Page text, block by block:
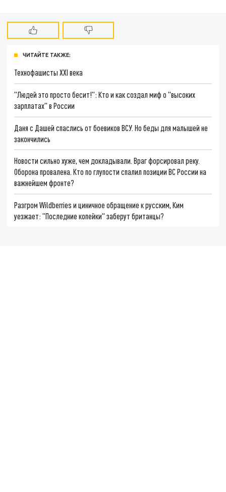
ЧИТАЙТЕ ТАКЖЕ:
Технофашисты XXI века
"Людей это просто бесит!": Кто и как создал миф о "высоких
зарплатах" в России
Даня с Дашей спаслись от боевиков ВСУ. Но беды для малышей не
закончились
Новости сильно хуже, чем докладывали. Враг форсировал реку.
Оборона провалена. Кто по глупости спалил позиции ВС России на
важнейшем фронте?
Разгром Wildberries и циничное обращение к русским, Ким
уезжает: "Последние копейки" заберут британцы?